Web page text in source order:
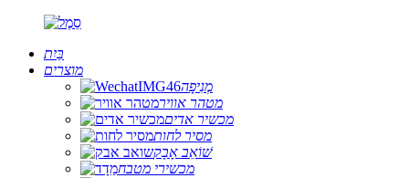
בַּיִת
מוצרים
מְנִיפָה
מטהר אוויר
מכשיר אדים
מסיר לחות
שׁוֹאֵב אָבָק
מכשירי מטבח